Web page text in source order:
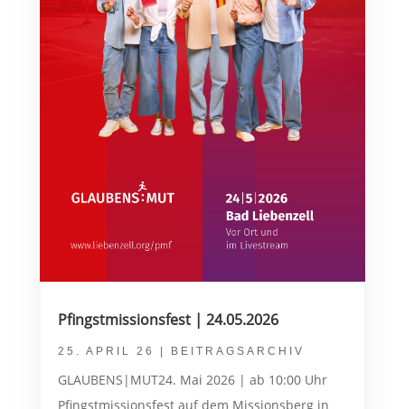
Pfingstmissionsfest | 24.05.2026
25. APRIL 26 BEITRAGSARCHIV
GLAUBENS|MUT24. Mai 2026 | ab 10:00 Uhr
Pfingstmissionsfest auf dem Missionsberg in